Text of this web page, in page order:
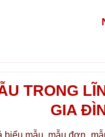
TRONG
GIA
biểu mẫu, mẫu đơn,